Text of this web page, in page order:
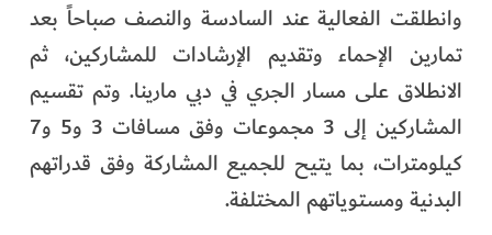
وانطلقت الفعالية عند السادسة والنصف صباحاً بعد
تمارين الإحماء وتقديم الإرشادات للمشاركين، ثم
الانطلاق على مسار الجري في دبي مارينا. وتم تقسيم
المشاركين إلى 3 مجموعات وفق مسافات 3 و5 و7
كيلومترات، بما يتيح للجميع المشاركة وفق قدراتهم
البدنية ومستوياتهم المختلفة.